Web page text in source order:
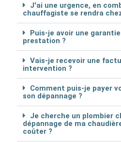
J'ai une urgence, en
chauffagiste se rendra
Puis-je avoir une
prestation ?
Vais-je recevoir une
intervention ?
Comment puis-je payer
son dépannage ?
Je cherche un plombier
dépannage de ma
coûter ?